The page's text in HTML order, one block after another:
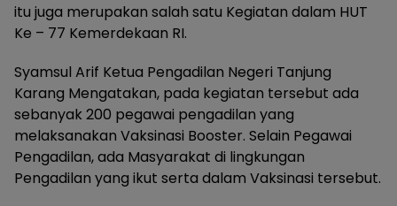
itu juga merupakan salah satu Kegiatan dalam HUT
Ke – 77 Kemerdekaan RI.
Syamsul Arif Ketua Pengadilan Negeri Tanjung
Karang Mengatakan, pada kegiatan tersebut ada
sebanyak 200 pegawai pengadilan yang
melaksanakan Vaksinasi Booster. Selain Pegawai
Pengadilan, ada Masyarakat di lingkungan
Pengadilan yang ikut serta dalam Vaksinasi tersebut.